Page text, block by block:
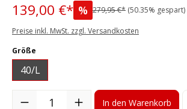
139,00 €* % 279,95 €* (50.35% gespart)
Preise inkl. MwSt. zzgl. Versandkosten
Größe
40/L
Produkt Anzahl: Gib den gewünschten
In den Warenkorb